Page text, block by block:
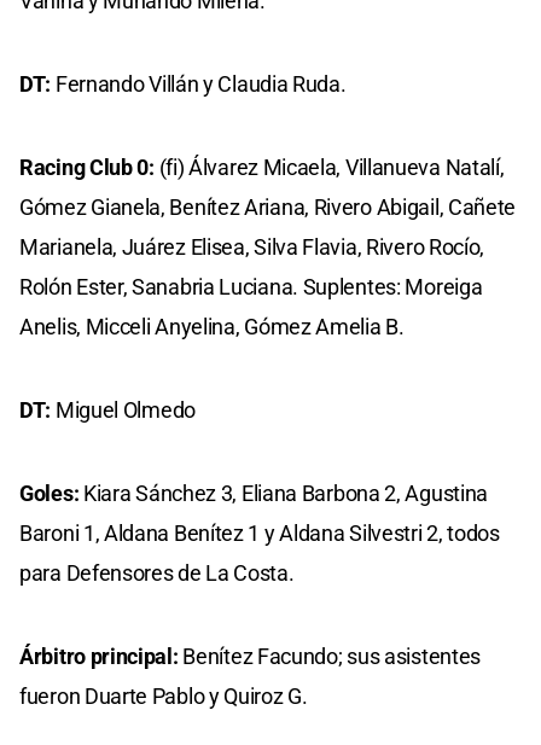
DT: Fernando Villán y Claudia Ruda.
Racing Club 0: (fi) Álvarez Micaela, Villanueva Natalí,
Gómez Gianela, Benítez Ariana, Rivero Abigail, Cañete
Marianela, Juárez Elisea, Silva Flavia, Rivero Rocío,
Rolón Ester, Sanabria Luciana. Suplentes: Moreiga
Anelis, Micceli Anyelina, Gómez Amelia B.
DT: Miguel Olmedo
Goles: Kiara Sánchez 3, Eliana Barbona 2, Agustina
Baroni 1, Aldana Benítez 1 y Aldana Silvestri 2, todos
para Defensores de La Costa.
Árbitro principal: Benítez Facundo; sus asistentes
fueron Duarte Pablo y Quiroz G.